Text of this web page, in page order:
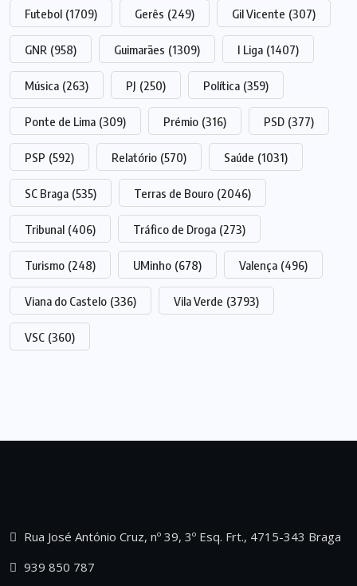
Futebol (1709) Gerês (249) Gil Vicente (307)
GNR (958) Guimarães (1309) I Liga (1407)
Música (263) PJ (250) Política (359)
Ponte de Lima (309) Prémio (316) PSD (377)
PSP (592) Relatório (570) Saúde (1031)
SC Braga (535) Terras de Bouro (2046)
Tribunal (406) Tráfico de Droga (273)
Turismo (248) UMinho (678) Valença (496)
Viana do Castelo (336) Vila Verde (3793)
VSC (360)
Rua José António Cruz, nº 39, 3º Esq. Frt., 4715-343 Braga
939 850 787